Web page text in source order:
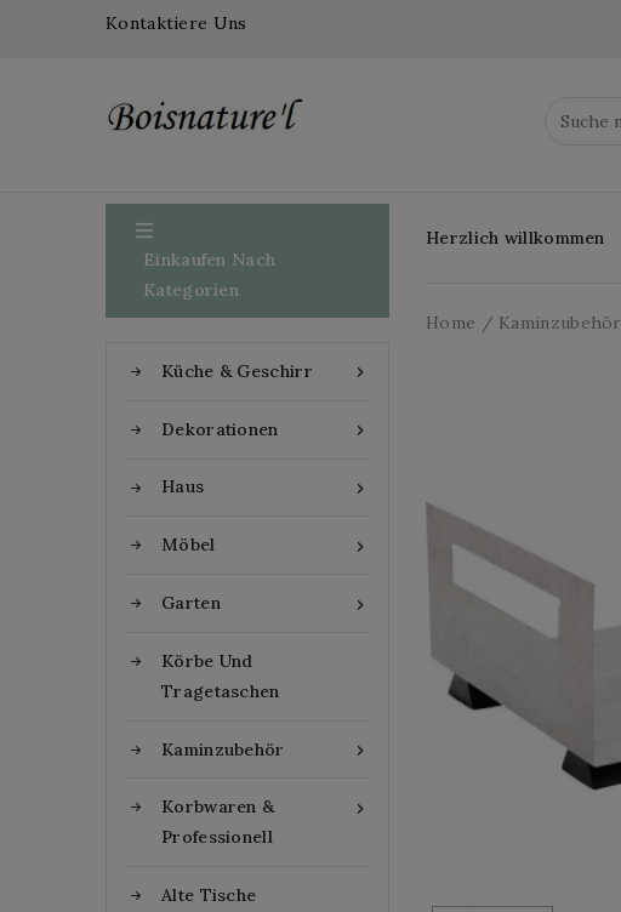
Kontaktiere Uns

Einkaufen Nach
Kategorien

Küche & Geschirr

Dekorationen

Haus

Möbel

Garten
Körbe Und
Tragetaschen

Kaminzubehör

Korbwaren &
Professionell
Alte Tische
Herzlich willkommen
Home Kaminzubehör